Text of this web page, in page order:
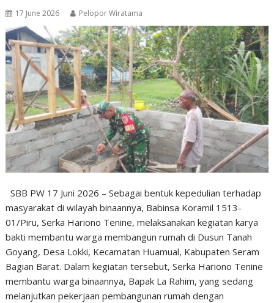
17 June 2026 Pelopor Wiratama
SBB PW 17 Juni 2026 – Sebagai bentuk kepedulian terhadap
masyarakat di wilayah binaannya, Babinsa Koramil 1513-
01/Piru, Serka Hariono Tenine, melaksanakan kegiatan karya
bakti membantu warga membangun rumah di Dusun Tanah
Goyang, Desa Lokki, Kecamatan Huamual, Kabupaten Seram
Bagian Barat. Dalam kegiatan tersebut, Serka Hariono Tenine
membantu warga binaannya, Bapak La Rahim, yang sedang
melanjutkan pekerjaan pembangunan rumah dengan